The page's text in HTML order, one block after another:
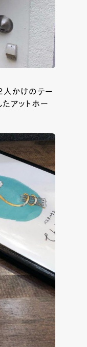
人かけのテー
アットホー